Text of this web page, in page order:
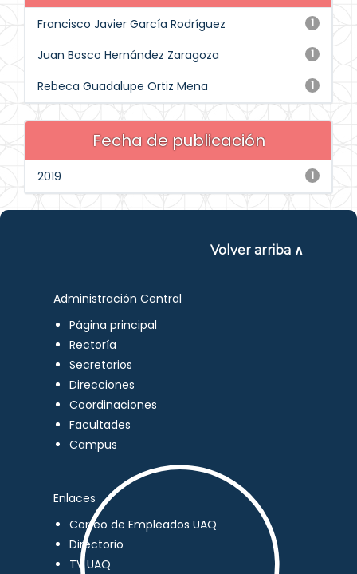
1
Francisco Javier García Rodríguez
1
Juan Bosco Hernández Zaragoza
1
Rebeca Guadalupe Ortiz Mena
Fecha de publicación
1
2019
Volver arriba ∧
Administración Central
Página principal
Rectoría
Secretarios
Direcciones
Coordinaciones
Facultades
Campus
Enlaces
Correo de Empleados UAQ
Directorio
TV UAQ